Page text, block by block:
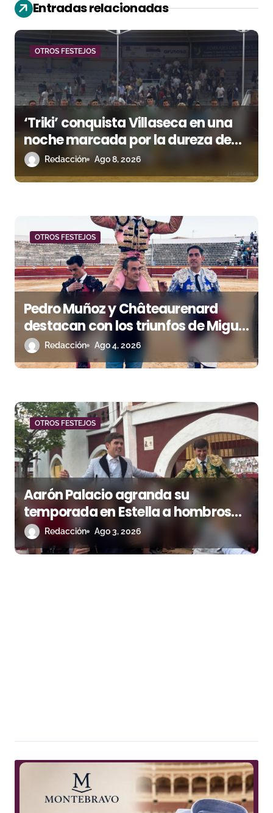
ó
n
d
e
e
n
d
a
s
Entradas relacionadas
OTROS FESTEJOS
‘Triki’ conquista Villaseca en una
noche marcada por la dureza de
Monteviejo
Redacción Ago 8, 2026
OTROS FESTEJOS
Pedro Muñoz y Châteaurenard
destacan con los triunfos de Miguel
Andrades e Ismael Martín
Redacción Ago 4, 2026
OTROS FESTEJOS
Aarón Palacio agranda su
temporada en Estella a hombros
junto a Guillermo Hermoso
Redacción Ago 3, 2026